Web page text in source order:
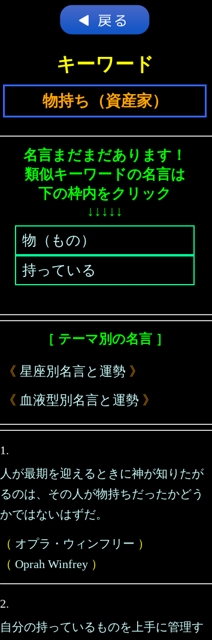
キーワード
物持ち（資産家）
名言まだまだあります！
類似キーワードの名言は
下の枠内をクリック
↓↓↓↓↓
物（もの）
持っている
［ テーマ別の名言 ］
《 星座別名言と運勢 》
《 血液型別名言と運勢 》
1.
人が最期を迎えるときに神が知りたが
るのは、その人が物持ちだったかどう
かではないはずだ。
（ オプラ・ウィンフリー ）
（ Oprah Winfrey ）
2.
自分の持っているものを上手に管理す